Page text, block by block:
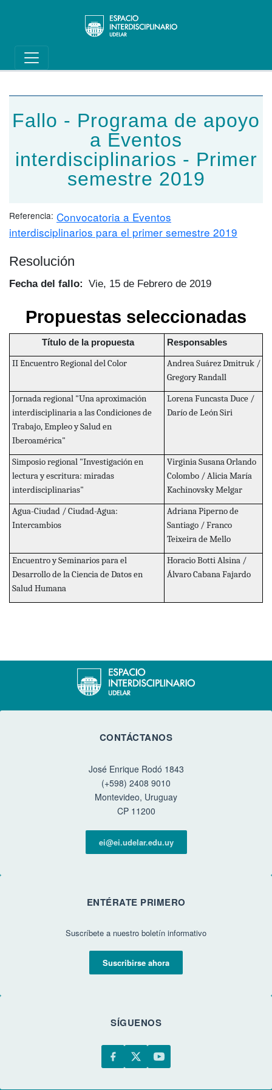
Main navigation
Fallo - Programa de apoyo
a Eventos
interdisciplinarios - Primer
semestre 2019
Referencia Convocatoria a Eventos
interdisciplinarios para el primer semestre 2019
Resolución
Fecha del fallo Vie, 15 de Febrero de 2019
Propuestas seleccionadas
Título de la propuesta Responsables
II Encuentro Regional del Color
Andrea Suárez Dmitruk /
Gregory Randall
Jornada regional "Una aproximación
interdisciplinaria a las Condiciones de
Trabajo, Empleo y Salud en
Iberoamérica"
Lorena Funcasta Duce /
Darío de León Siri
Simposio regional "Investigación en
lectura y escritura: miradas
interdisciplinarias"
Virginia Susana Orlando
Colombo / Alicia María
Kachinovsky Melgar
Agua-Ciudad / Ciudad-Agua:
Intercambios
Adriana Piperno de
Santiago / Franco
Teixeira de Mello
Encuentro y Seminarios para el
Desarrollo de la Ciencia de Datos en
Salud Humana
Horacio Botti Alsina /
Álvaro Cabana Fajardo
CONTÁCTANOS
José Enrique Rodó 1843
(+598) 2408 9010
Montevideo, Uruguay
CP 11200
ei@ei.udelar.edu.uy
ENTÉRATE PRIMERO
Suscríbete a nuestro boletín informativo
Suscribirse ahora
SÍGUENOS